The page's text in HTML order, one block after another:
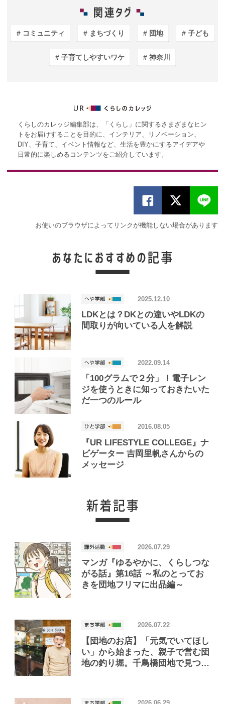
コミュニティ まちづくり 団地 子ども
子育てしやすいワケ 神奈川
くらしのカレッジ編集部は、「くらし」に関するさまざまなヒン
トをお届けすることを目的に、インテリア、リノベーション、
DIY、子育て、イベント情報など、生活を豊かにするアイデアや
日常的に楽しめるコンテンツをご紹介しています。
お使いのブラウザによってリンクが機能しない場合があります
LDKとは？DKとの違いやLDKの
間取りが向いている人を解説
2025.12.10
「100グラムで２分」！電子レン
ジを使うときに知っておきたいた
だ一つのルール
2022.09.14
『UR LIFESTYLE COLLEGE』ナ
ビゲーター 吉岡里帆さんからの
メッセージ
2016.08.05
マンガ『ゆるやかに、くらしつな
がる話』第16話 ～私のとってお
きを団地フリマに出品編～
2026.07.29
【団地のお店】「元気でいてほし
い」から始まった、親子で営む団
地の釣り堀。千鳥橋団地で見つけ
2026.07.22